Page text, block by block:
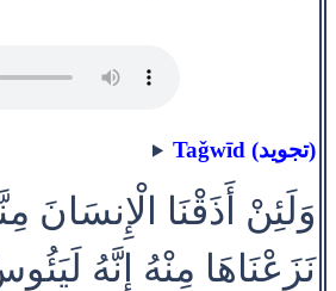
Taǧwīd (تجويد)
وَلَئِنْ أَذَقْنَا الْإِنسَانَ
نَزَعْنَاهَا مِنْهُ إِنَّهُ